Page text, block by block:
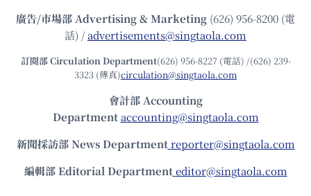
廣告/市場部Advertising & Marketing (626) 956-8200 (電
話) /advertisements@singtaola.com
訂閱部 Circulation Department(626) 956-8227 (電話) /(626) 239-
3323 (傳真)circulation@singtaola.com
會計部 Accounting
Department accounting@singtaola.com
新聞採訪部 News Department reporter@singtaola.com
編輯部 Editorial Department editor@singtaola.com